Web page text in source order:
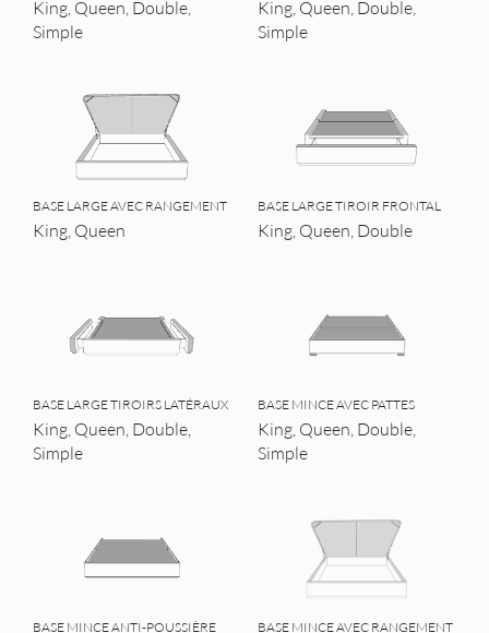
King, Queen, Double,
Simple
King, Queen, Double,
Simple
BASE LARGE AVEC RANGEMENT
King, Queen
BASE LARGE TIROIR FRONTAL
King, Queen, Double
BASE LARGE TIROIRS LATÉRAUX
King, Queen, Double,
Simple
BASE MINCE AVEC PATTES
King, Queen, Double,
Simple
BASE MINCE ANTI-POUSSIÈRE BASE MINCE AVEC RANGEMENT